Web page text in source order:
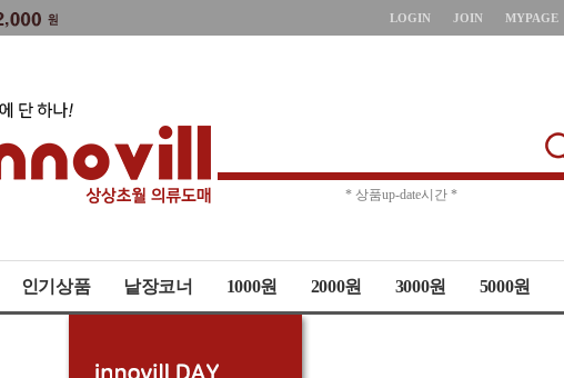
LOGIN JOIN MYPAGE
* 주문취소 제한 *
인기상품 낱장코너 1000원 2000원 3000원 5000원